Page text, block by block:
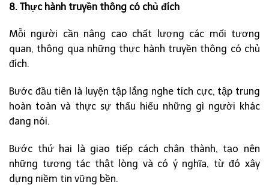
8. Thực hành truyền thông có chủ đích
Mỗi người cần nâng cao chất lượng các mối tương
quan, thông qua những thực hành truyền thông có chủ
đích.
Bước đầu tiên là luyện tập lắng nghe tích cực, tập trung
hoàn toàn và thực sự thấu hiểu những gì người khác
đang nói.
Bước thứ hai là giao tiếp cách chân thành, tạo nên
những tương tác thật lòng và có ý nghĩa, từ đó xây
dựng niềm tin vững bền.